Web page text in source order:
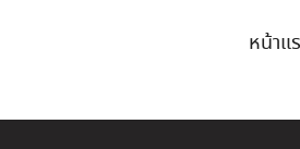
หน้าแ